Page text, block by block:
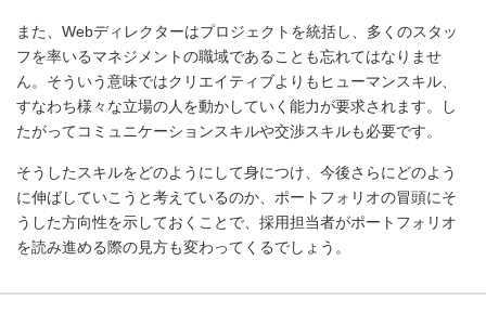
また、Webディレクターはプロジェクトを統括し、多くのスタッ
フを率いるマネジメントの職域であることも忘れてはなりませ
ん。そういう意味ではクリエイティブよりもヒューマンスキル、
すなわち様々な立場の人を動かしていく能力が要求されます。し
たがってコミュニケーションスキルや交渉スキルも必要です。
そうしたスキルをどのようにして身につけ、今後さらにどのよう
に伸ばしていこうと考えているのか、ポートフォリオの冒頭にそ
うした方向性を示しておくことで、採用担当者がポートフォリオ
を読み進める際の見方も変わってくるでしょう。